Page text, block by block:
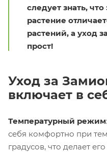
следует знать,
растение
растений, а уход
прост!
Уход за
включает в
Температурный режим
себя комфортно при
градусов, что делает